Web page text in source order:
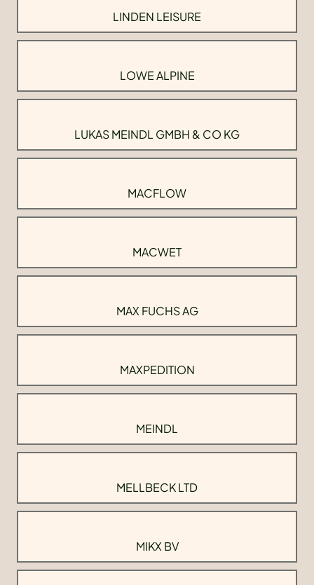
LINDEN LEISURE
LOWE ALPINE
LUKAS MEINDL GMBH & CO KG
MACFLOW
MACWET
MAX FUCHS AG
MAXPEDITION
MEINDL
MELLBECK LTD
MIKX BV